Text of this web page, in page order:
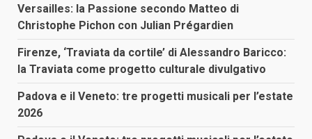
Versailles: la Passione secondo Matteo di
Christophe Pichon con Julian Prégardien
Firenze, ‘Traviata da cortile’ di Alessandro Baricco:
la Traviata come progetto culturale divulgativo
Padova e il Veneto: tre progetti musicali per l’estate
2026